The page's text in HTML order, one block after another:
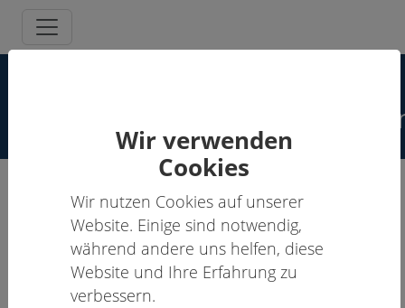
Wir verwenden
Cookies
Wir nutzen Cookies auf unserer
Website. Einige sind notwendig,
während andere uns helfen, diese
Website und Ihre Erfahrung zu
verbessern.
Christoph Wolfrum, Dipl.-
Psych.
Schmerzpsychotherapeut:in